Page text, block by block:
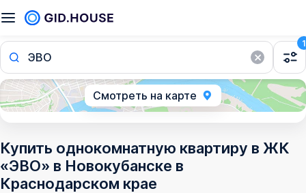
ЭВО
1
Смотреть на карте
Купить однокомнатную квартиру в ЖК
«ЭВО» в Новокубанске в
Краснодарском крае